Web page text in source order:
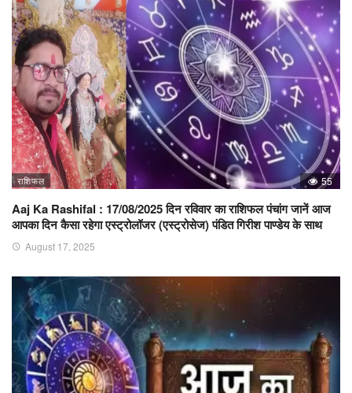
राशिफल 55
Aaj Ka Rashifal : 17/08/2025 दिन रविवार का राशिफल पंचांग जानें आज
आपका दिन कैसा रहेगा एस्ट्रोलॉजर (एस्ट्रोसेज) पंडित गिरीश पाण्डेय के साथ
August 17, 2025